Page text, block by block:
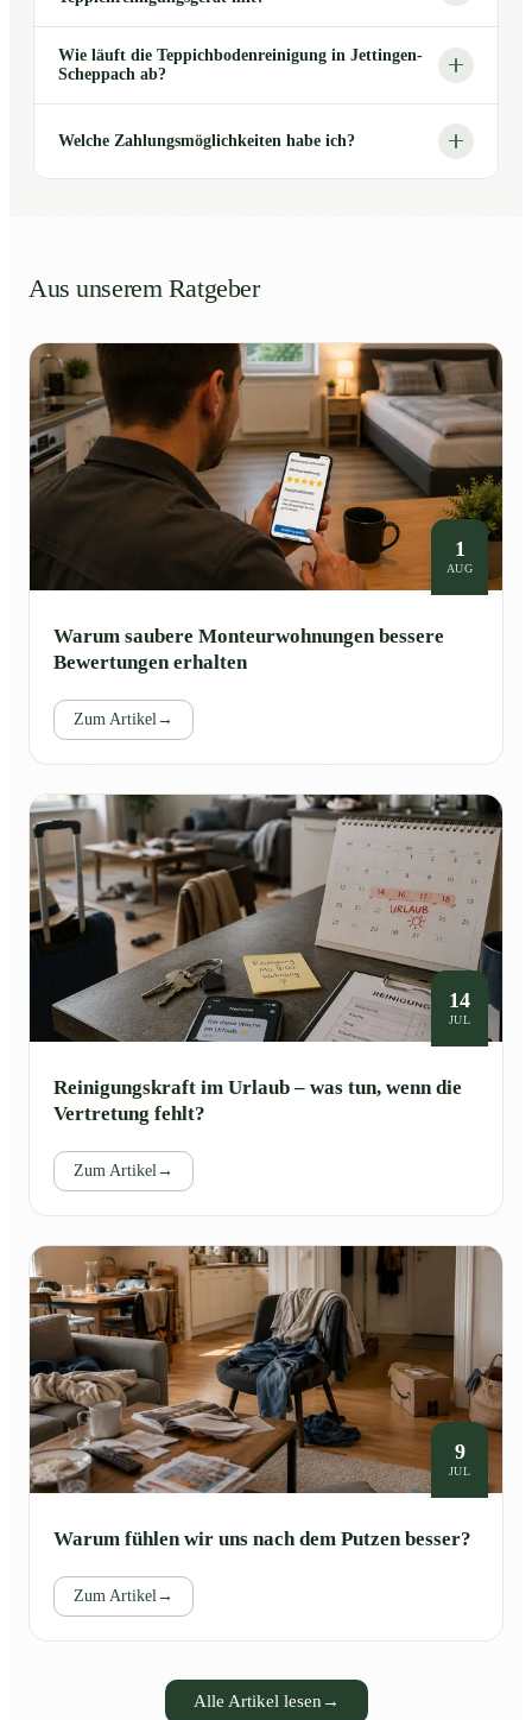
Wie läuft die Teppichbodenreinigung in Jettingen-
Scheppach ab?
Welche Zahlungsmöglichkeiten habe ich?
Aus unserem Ratgeber
1
AUG
Warum saubere Monteurwohnungen bessere
Bewertungen erhalten
Zum Artikel →
14
JUL
Reinigungskraft im Urlaub – was tun, wenn die
Vertretung fehlt?
Zum Artikel →
9
JUL
Warum fühlen wir uns nach dem Putzen besser?
Zum Artikel →
Alle Artikel lesen →